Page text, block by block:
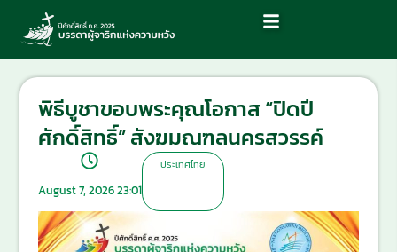
พิธีบูชาขอบพระคุณโอกาส “ปิดปี
ศักดิ์สิทธิ์” สังฆมณฑลนครสวรรค์
August 7, 2026 23:01
ประเทศไทย